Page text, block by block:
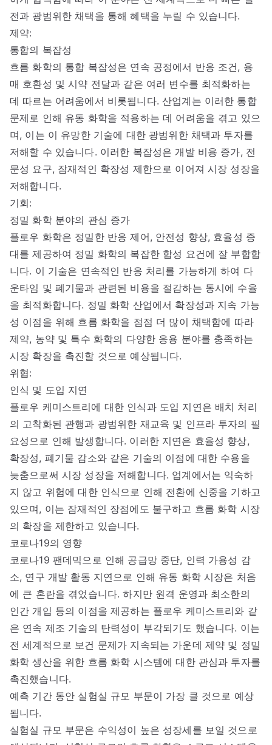
전과 광범위한 채택을 통해 혜택을 누릴 수 있습니다.
제약:
통합의 복잡성
흐름 화학의 통합 복잡성은 연속 공정에서 반응 조건, 용
매 호환성 및 시약 전달과 같은 여러 변수를 최적화하는
데 따르는 어려움에서 비롯됩니다. 산업계는 이러한 통합
문제로 인해 유동 화학을 적용하는 데 어려움을 겪고 있으
며, 이는 이 유망한 기술에 대한 광범위한 채택과 투자를
저해할 수 있습니다. 이러한 복잡성은 개발 비용 증가, 전
문성 요구, 잠재적인 확장성 제한으로 이어져 시장 성장을
저해합니다.
기회:
정밀 화학 분야의 관심 증가
플로우 화학은 정밀한 반응 제어, 안전성 향상, 효율성 증
대를 제공하여 정밀 화학의 복잡한 합성 요건에 잘 부합합
니다. 이 기술은 연속적인 반응 처리를 가능하게 하여 다
운타임 및 폐기물과 관련된 비용을 절감하는 동시에 수율
을 최적화합니다. 정밀 화학 산업에서 확장성과 지속 가능
성 이점을 위해 흐름 화학을 점점 더 많이 채택함에 따라
제약, 농약 및 특수 화학의 다양한 응용 분야를 충족하는
시장 확장을 촉진할 것으로 예상됩니다.
위협:
인식 및 도입 지연
플로우 케미스트리에 대한 인식과 도입 지연은 배치 처리
의 고착화된 관행과 광범위한 재교육 및 인프라 투자의 필
요성으로 인해 발생합니다. 이러한 지연은 효율성 향상,
확장성, 폐기물 감소와 같은 기술의 이점에 대한 수용을
늦춤으로써 시장 성장을 저해합니다. 업계에서는 익숙하
지 않고 위험에 대한 인식으로 인해 전환에 신중을 기하고
있으며, 이는 잠재적인 장점에도 불구하고 흐름 화학 시장
의 확장을 제한하고 있습니다.
코로나19의 영향
코로나19 팬데믹으로 인해 공급망 중단, 인력 가용성 감
소, 연구 개발 활동 지연으로 인해 유동 화학 시장은 처음
에 큰 혼란을 겪었습니다. 하지만 원격 운영과 최소한의
인간 개입 등의 이점을 제공하는 플로우 케미스트리와 같
은 연속 제조 기술의 탄력성이 부각되기도 했습니다. 이는
전 세계적으로 보건 문제가 지속되는 가운데 제약 및 정밀
화학 생산을 위한 흐름 화학 시스템에 대한 관심과 투자를
촉진했습니다.
예측 기간 동안 실험실 규모 부문이 가장 클 것으로 예상
됩니다.
실험실 규모 부문은 수익성이 높은 성장세를 보일 것으로